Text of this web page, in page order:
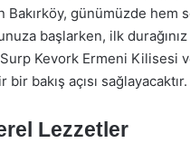
günümüzde hem
başlarken, ilk
Kevork Ermeni Kilisesi
bakış açısı sağlayacaktır.
Lezzetler